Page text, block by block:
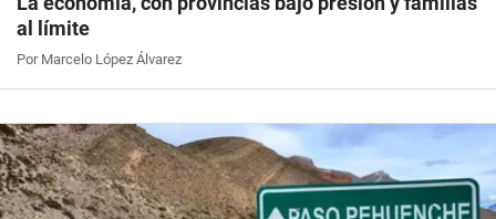
al límite
Por Marcelo López Álvarez